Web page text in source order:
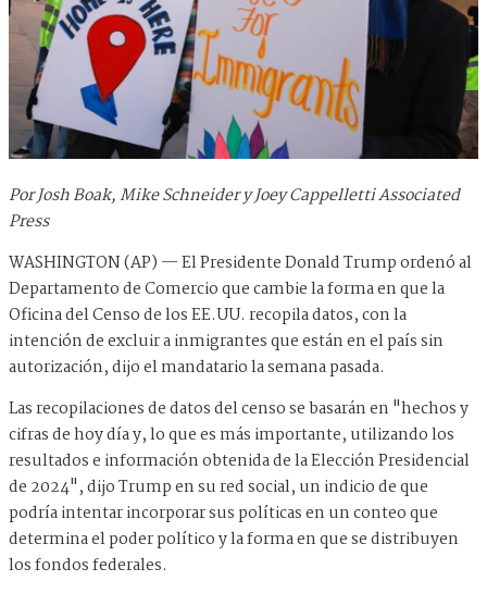
Por Josh Boak, Mike Schneider y Joey Cappelletti Associated
Press
WASHINGTON (AP) — El Presidente Donald Trump ordenó al
Departamento de Comercio que cambie la forma en que la
Oficina del Censo de los EE.UU. recopila datos, con la
intención de excluir a inmigrantes que están en el país sin
autorización, dijo el mandatario la semana pasada.
Las recopilaciones de datos del censo se basarán en "hechos y
cifras de hoy día y, lo que es más importante, utilizando los
resultados e información obtenida de la Elección Presidencial
de 2024", dijo Trump en su red social, un indicio de que
podría intentar incorporar sus políticas en un conteo que
determina el poder político y la forma en que se distribuyen
los fondos federales.